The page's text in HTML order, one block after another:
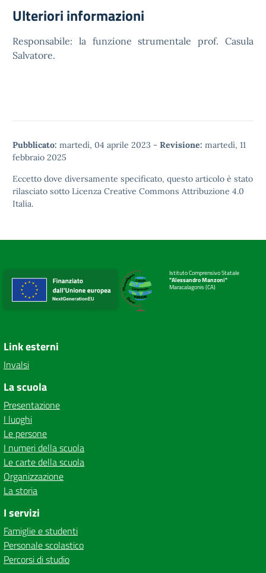
Ulteriori informazioni
Responsabile: la funzione strumentale prof. Casula
Salvatore.
Pubblicato: martedì, 04 aprile 2023 - Revisione: martedì, 11
febbraio 2025
Eccetto dove diversamente specificato, questo articolo è stato
rilasciato sotto Licenza Creative Commons Attribuzione 4.0
Italia.
Istituto Comprensivo Statale
"Alessandro Manzoni"
Maracalagonis (CA)
Link esterni
Invalsi
La scuola
Presentazione
I luoghi
Le persone
I numeri della scuola
Le carte della scuola
Organizzazione
La storia
I servizi
Famiglie e studenti
Personale scolastico
Percorsi di studio